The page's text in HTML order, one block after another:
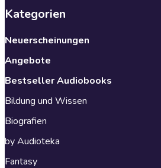
Kategorien
Neuerscheinungen
Angebote
Bestseller Audiobooks
Bildung und Wissen
Biografien
by Audioteka
Fantasy